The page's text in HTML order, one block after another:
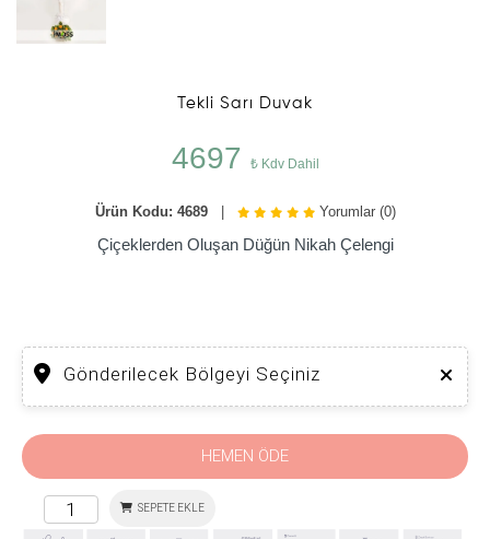
Tekli Sarı Duvak
4697 ₺ Kdv Dahil
Ürün Kodu: 4689| Yorumlar (0)
Çiçeklerden Oluşan Düğün Nikah Çelengi
Gönderilecek Bölgeyi Seçiniz
HEMEN ÖDE
SEPETE EKLE